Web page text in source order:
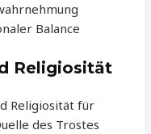
Balance
Religiosität
Religiosität für
des Trostes